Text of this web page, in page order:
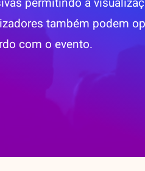
também podem
com o evento.